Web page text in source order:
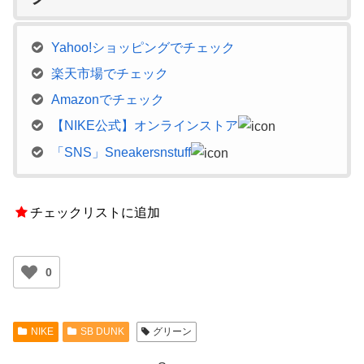
Yahoo!ショッピングでチェック
楽天市場でチェック
Amazonでチェック
【NIKE公式】オンラインストア
「SNS」Sneakersnstuff
チェックリストに追加
0
NIKE SB DUNK グリーン